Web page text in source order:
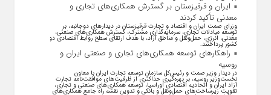
ایران و قرقیزستان بر گسترش همکاری‌های تجاری و
معدنی تأکید کردند
وزرای صمت ایران و اقتصاد و تجارت قرقیزستان در دیدار‌های دوجانبه، بر
توسعه مبادلات تجاری، سرمایه‌گذاری مشترک، گسترش همکاری‌های صنعتی،
معدنی، انرژی، حمل‌ونقل و مناطق آزاد، با هدف ارتقای سطح روابط اقتصادی دو
کشور پرداختند.
راهکارهای توسعه همکاری‌های تجاری و صنعتی ایران و
روسیه
در دیدار وزیر صمت و رئیس‌کل سازمان توسعه تجارت ایران با معاون
نخست‌وزیر روسیه، بر بهره‌گیری حداکثری از ظرفیت‌های موافقت‌نامه تجارت
آزاد ایران و اتحادیه اقتصادی اوراسیا، توسعه همکاری‌های صنعتی و تجاری،
تقویت زیرساخت‌های حمل‌ونقل و بانکی و تدوین نقشه راه جامع همکاری‌های